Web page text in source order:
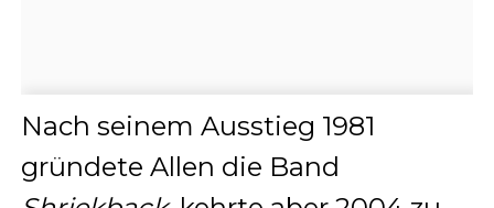
Nach seinem Ausstieg 1981
gründete Allen die Band